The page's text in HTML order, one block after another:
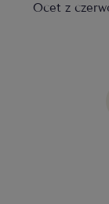
Ocet z